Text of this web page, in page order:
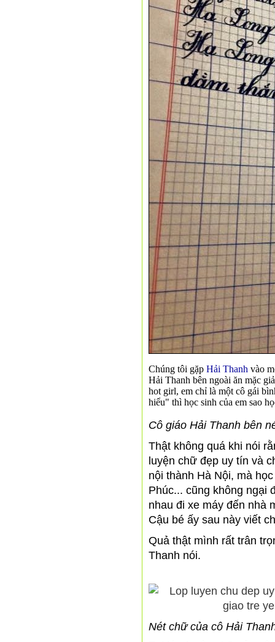
Chúng tôi gặp Hải Thanh vào
Hải Thanh bên ngoài ăn mặc
hot girl, em chỉ là một cô gái
hiểu" thì học sinh của em sao
Cô giáo Hải Thanh bên
Thật không quá khi nói
luyện chữ đẹp uy tín và
nội thành Hà Nội, mà
Phúc... cũng không ngại
nhau đi xe máy đến nhà
Cậu bé ấy sau này viết
Quả thật mình rất trân
Thanh nói.
Nét chữ của cô Hải